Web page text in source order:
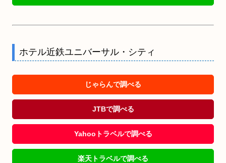
ホテル近鉄ユニバーサル・シティ
じゃらんで調べる
JTBで調べる
Yahooトラベルで調べる
楽天トラベルで調べる